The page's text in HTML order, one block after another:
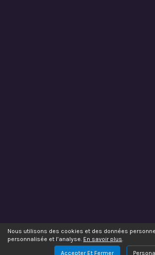
Nous utilisons des cookies et des données
personnalisée et l’analyse. En savoir plus.
Accepter Et Fermer